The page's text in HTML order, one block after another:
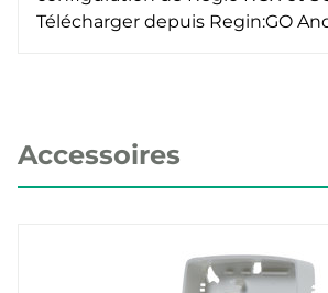
Télécharger depuis Regin:GO
Accessoires